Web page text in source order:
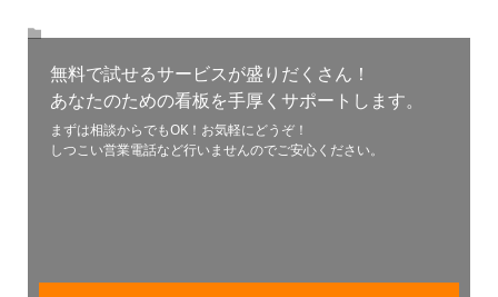
無料で試せるサービスが盛りだくさん！
あなたのための看板を手厚くサポートします。
まずは相談からでもOK！お気軽にどうぞ！
しつこい営業電話など行いませんのでご安心ください。